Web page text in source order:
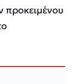
προκειμένου